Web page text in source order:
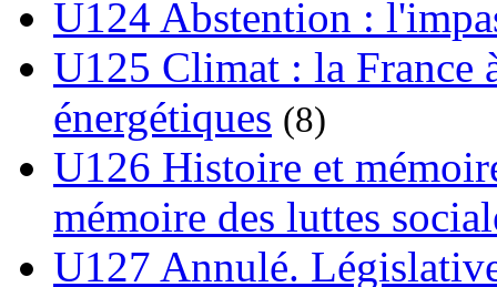
U124 Abstention :
U125 Climat : la France
énergétiques (8)
U126 Histoire et
mémoire des luttes
U127 Annulé.